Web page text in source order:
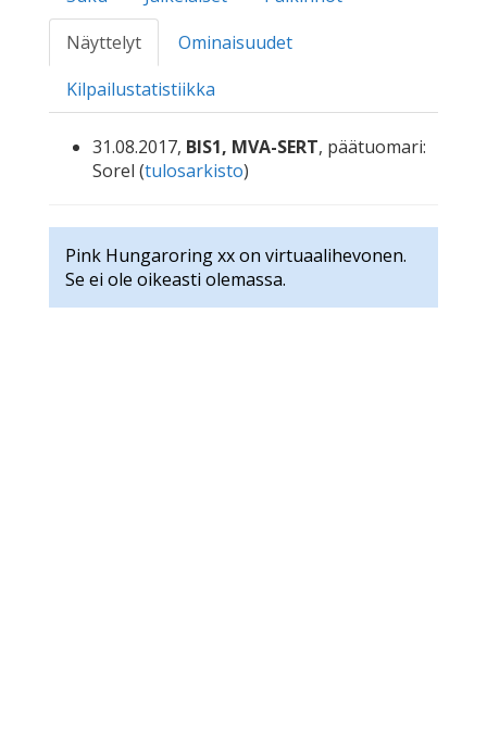
Näyttelyt
Ominaisuudet
Kilpailustatistiikka
31.08.2017, BIS1, MVA-SERT, päätuomari:
Sorel (tulosarkisto)
Pink Hungaroring xx on virtuaalihevonen.
Se ei ole oikeasti olemassa.